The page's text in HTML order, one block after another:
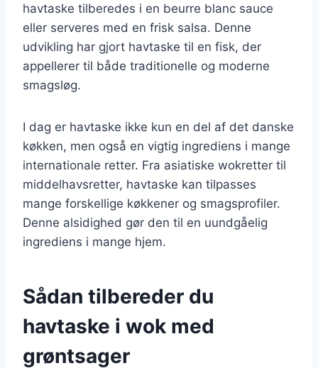
havtaske tilberedes i en beurre blanc sauce
eller serveres med en frisk salsa. Denne
udvikling har gjort havtaske til en fisk, der
appellerer til både traditionelle og moderne
smagsløg.
I dag er havtaske ikke kun en del af det danske
køkken, men også en vigtig ingrediens i mange
internationale retter. Fra asiatiske wokretter til
middelhavsretter, havtaske kan tilpasses
mange forskellige køkkener og smagsprofiler.
Denne alsidighed gør den til en uundgåelig
ingrediens i mange hjem.
Sådan tilbereder du
havtaske i wok med
grøntsager